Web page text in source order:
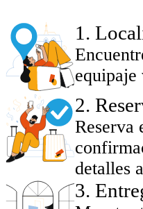
1 .
2.
Reserva
detalles
3.